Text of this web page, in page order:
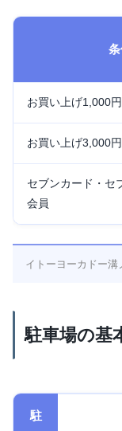
お買い上げ1,000
お買い上げ3,000
セブンカード・セ
会員
イトーヨーカドー溝
駐車場の基
駐